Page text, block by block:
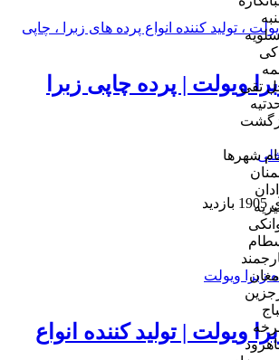
تقی
شهر‌ها
ویولت | پرده چاپی زبرا
1905 بازدید
ویولت | تولید کننده انواع